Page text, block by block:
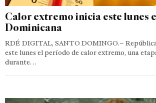
Calor extremo inicia este lunes
Dominicana
RDÉ DIGITAL, SANTO DOMINGO.–
este lunes el período de calor extremo, una
durante…